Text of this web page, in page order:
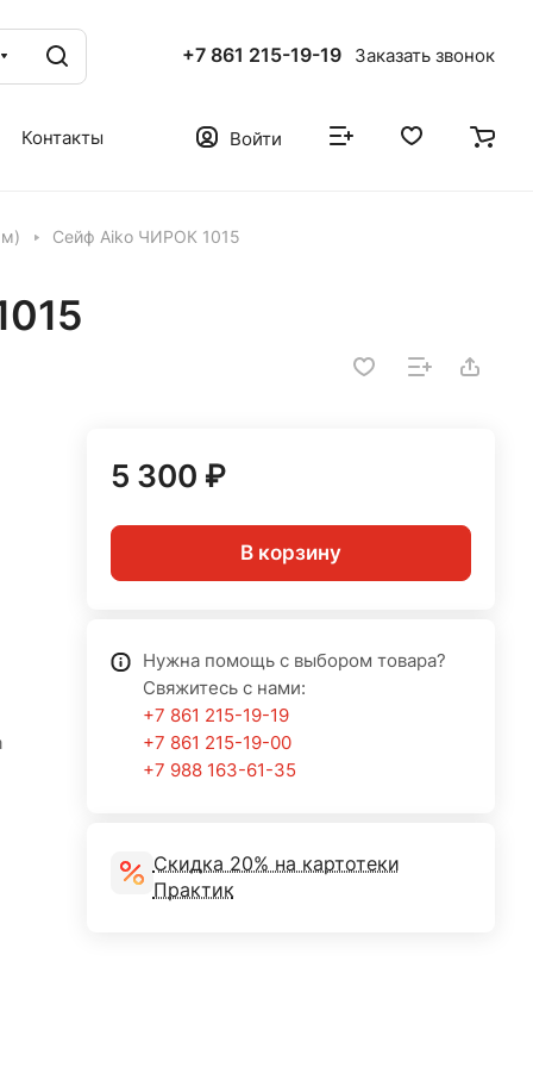
+7 861 215-19-19 Заказать звонок
Контакты Войти
Сейф Aiko ЧИРОК 1015
5 300 ₽
В корзину
Нужна помощь с выбором товара?
Свяжитесь с нами:
+7 861 215-19-19
+7 861 215-19-00
+7 988 163-61-35
Скидка 20% на картотеки
Практик